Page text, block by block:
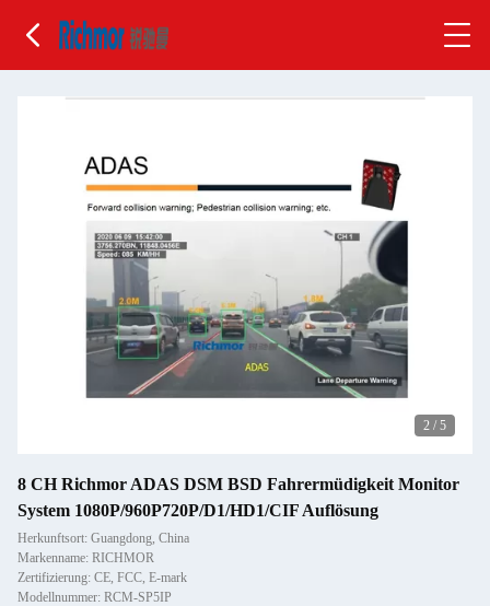
2 / 5
8 CH Richmor ADAS DSM BSD Fahrermüdigkeit Monitor
System 1080P/960P720P/D1/HD1/CIF Auflösung
Herkunftsort: Guangdong, China
Markenname: RICHMOR
Zertifizierung: CE, FCC, E-mark
Modellnummer: RCM-SP5IP